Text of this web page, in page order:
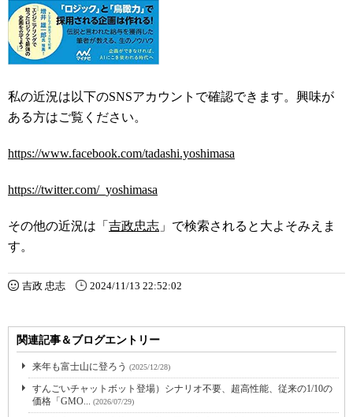
私の近況は以下のSNSアカウントで確認できます。興味が
ある方はご覧ください。
https://www.facebook.com/tadashi.yoshimasa
https://twitter.com/_yoshimasa
その他の近況は「 吉政忠志 」で検索されると大よそみえま
す。
吉政 忠志 2024/11/13 22:52:02
関連記事＆ブログエントリー
来年も富士山に登ろう (2025/12/28)
すんごいチャットボット登場）シナリオ不要、超高性能、従来の1/10の
価格「GMO... (2026/07/29)